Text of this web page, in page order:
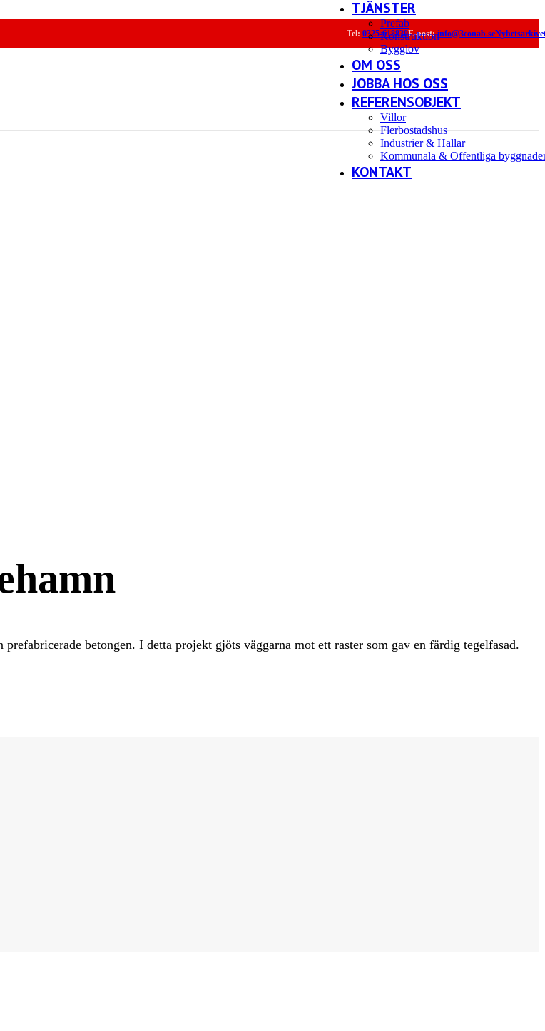
Tel: 0325-618830E-post: info@3conab.se
TJÄNSTER
Prefab
Konstruktion
Bygglov
OM OSS
JOBBA HOS OSS
REFERENSOBJEKT
Villor
Flerbostadshus
Industrier & Hallar
Kommunala & Offentliga
KONTAKT
betongen. I detta projekt gjöts väggarna mot ett raster som gav en färdig tegelfasad.